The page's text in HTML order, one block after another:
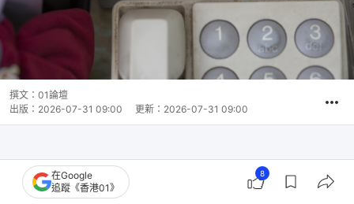
撰文： 01論壇
出版： 2026-07-31 09:00 更新： 2026-07-31 09:00
在Google
追蹤《香港01》
8